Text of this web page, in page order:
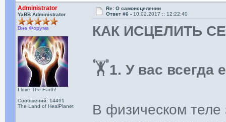
Administrator
YaBB Administrator
Вне Форума
I love The Earth!
Сообщений: 14491
The Land of HealPlanet
Re: О самоисцелении
Ответ #6 - 10.02.2017 :: 12:22:40
КАК ИСЦЕЛИТЬ
🏋‍1. У вас всегда
В физическом